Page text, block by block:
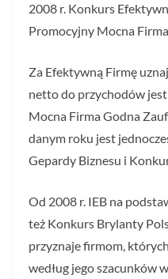
2008 r. Konkurs
Promocyjny Mocna
Za Efektywną Firmę
netto do przychodów jest
Mocna Firma Godna
danym roku jest
Gepardy Biznesu i
Od 2008 r. IEB na
też Konkurs Brylanty
przyznaje firmom,
według jego szacunków